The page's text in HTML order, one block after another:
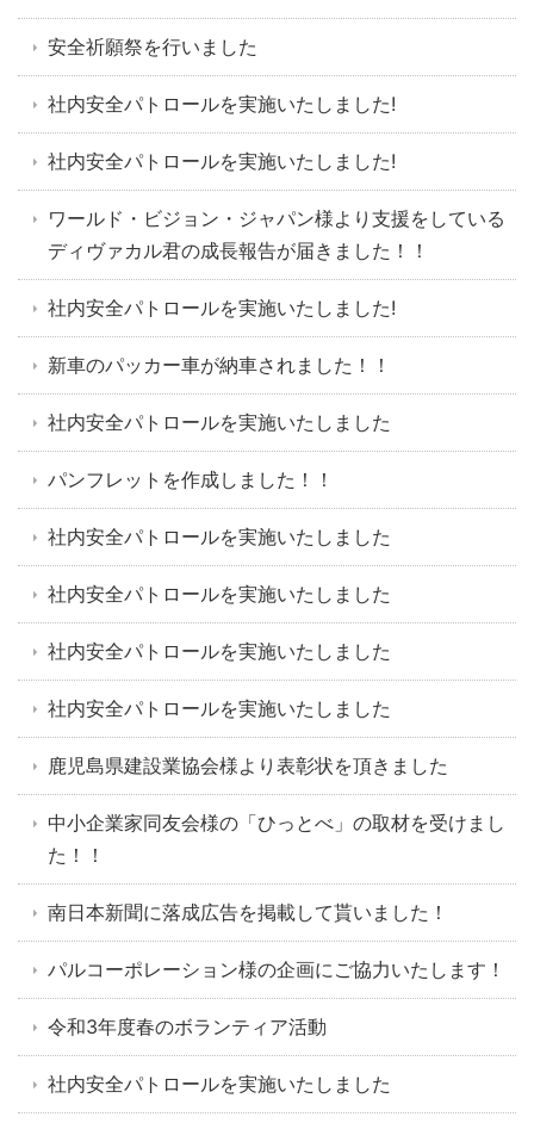
安全祈願祭を行いました
社内安全パトロールを実施いたしました!
社内安全パトロールを実施いたしました!
ワールド・ビジョン・ジャパン様より支援をしている
ディヴァカル君の成長報告が届きました！！
社内安全パトロールを実施いたしました!
新車のパッカー車が納車されました！！
社内安全パトロールを実施いたしました
パンフレットを作成しました！！
社内安全パトロールを実施いたしました
社内安全パトロールを実施いたしました
社内安全パトロールを実施いたしました
社内安全パトロールを実施いたしました
鹿児島県建設業協会様より表彰状を頂きました
中小企業家同友会様の「ひっとべ」の取材を受けまし
た！！
南日本新聞に落成広告を掲載して貰いました！
パルコーポレーション様の企画にご協力いたします！
令和3年度春のボランティア活動
社内安全パトロールを実施いたしました